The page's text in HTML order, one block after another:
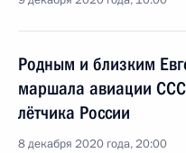
Родным и близким
маршала авиации
лётчика России
8 декабря 2020 года, 20:00